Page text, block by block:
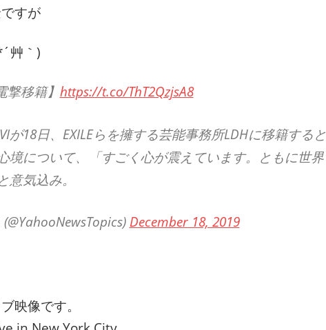
すが
艸｀)
撃移籍】 https://t.co/ThT2QzjsA8
が18日、EXILEらを擁する芸能事務所LDHに移籍すると
境について、「すごく心が震えています。ともに世界
意気込み。
December 18, 2019
映像です。